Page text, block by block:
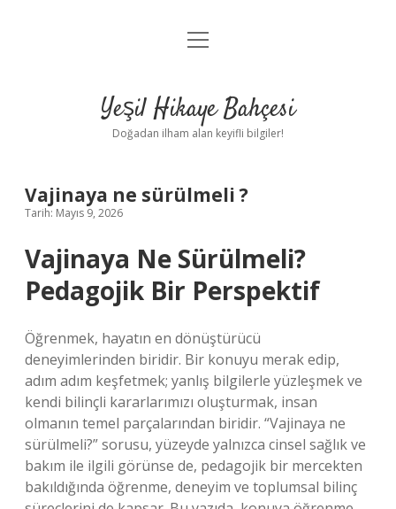
Anasayfa
Yasal Uyarı
menüyü
Yeşil Hikaye Bahçesi
Doğadan ilham alan keyifli bilgiler!
Vajinaya ne sürülmeli ?
Tarih: Mayıs 9, 2026
Vajinaya Ne Sürülmeli?
Pedagojik Bir Perspektif
Öğrenmek, hayatın en dönüştürücü
deneyimlerinden biridir. Bir konuyu merak edip,
adım adım keşfetmek; yanlış bilgilerle yüzleşmek ve
kendi bilinçli kararlarımızı oluşturmak, insan
olmanın temel parçalarından biridir. “Vajinaya ne
sürülmeli?” sorusu, yüzeyde yalnızca cinsel sağlık ve
bakım ile ilgili görünse de, pedagojik bir mercekten
bakıldığında öğrenme, deneyim ve toplumsal bilinç